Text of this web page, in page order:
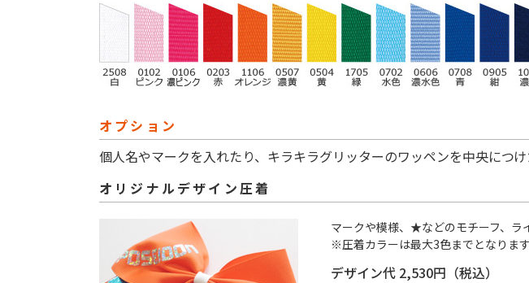
オプション
個人名やマークを入れたり、キラキラグリッターのワッペンを中央につ
オリジナルデザイン圧着
マークや模様、★などのモチーフ、ラ
※圧着カラーは最大3色までとなります
デザイン代 2,530円（税込）